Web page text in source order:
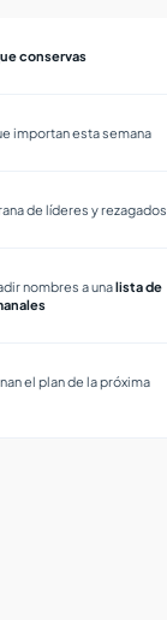
conservas
importan esta semana
de líderes y rezagados
nombres a unalista de
el plan de la próxima